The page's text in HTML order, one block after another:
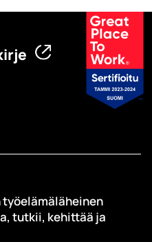
työelämäläheinen
tutkii, kehittää ja